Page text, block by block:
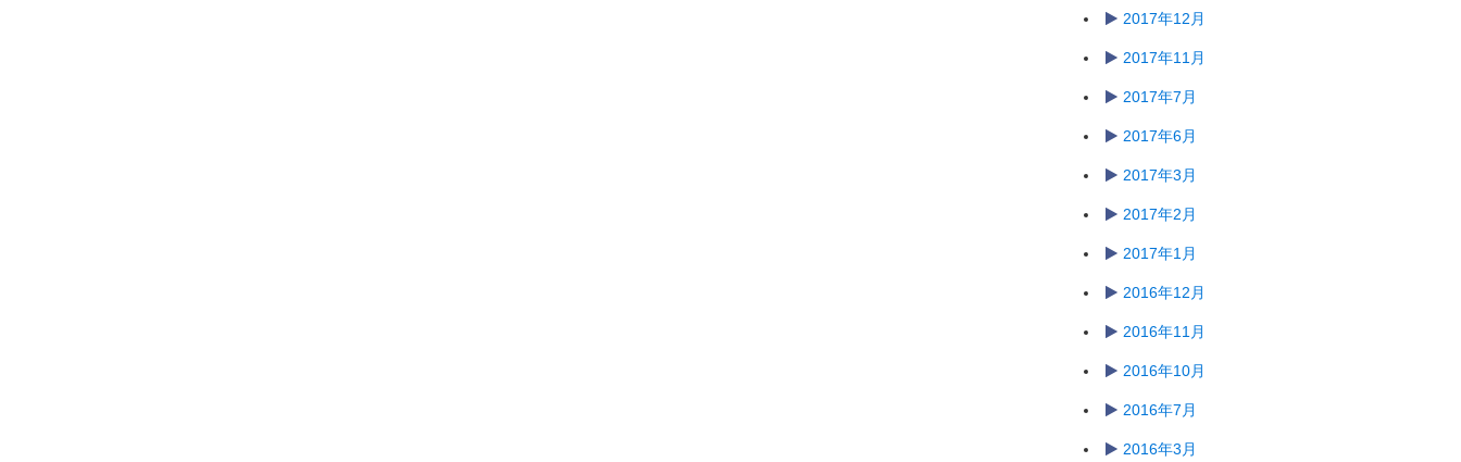
2017年12月
2017年11月
2017年7月
2017年6月
2017年3月
2017年2月
2017年1月
2016年12月
2016年11月
2016年10月
2016年7月
2016年3月